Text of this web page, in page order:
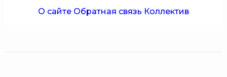
О сайте Обратная связь Коллектив